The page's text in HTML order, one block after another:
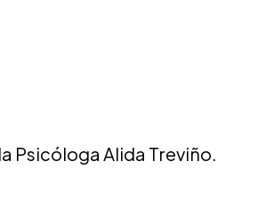
Psicóloga Alida Treviño.